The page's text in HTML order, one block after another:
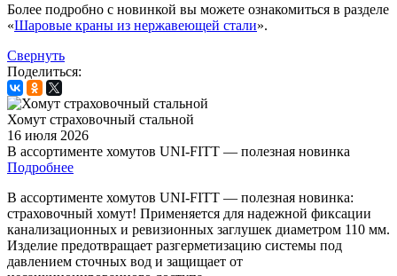
Более подробно с новинкой вы можете ознакомиться в разделе
«Шаровые краны из нержавеющей стали».
Свернуть
Поделиться:
Хомут страховочный стальной
16 июля 2026
В ассортименте хомутов UNI-FITT — полезная новинка
Подробнее
В ассортименте хомутов UNI-FITT — полезная новинка:
страховочный хомут! Применяется для надежной фиксации
канализационных и ревизионных заглушек диаметром 110 мм.
Изделие предотвращает разгерметизацию системы под
давлением сточных вод и защищает от